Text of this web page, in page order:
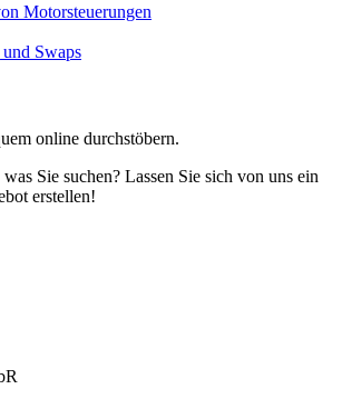
Motorsteuerungen
Swaps
online durchstöbern.
Sie suchen? Lassen Sie sich von uns ein
erstellen!